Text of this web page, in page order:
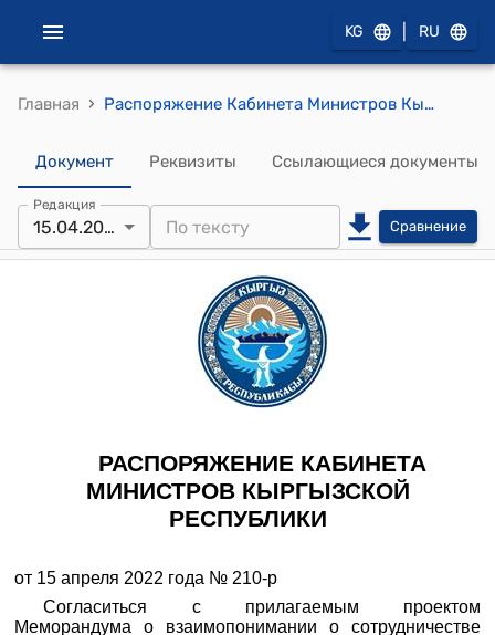
KG RU
Главная › Распоряжение Кабинета Министров Кыргызской Республики от 15 апреля 2022 года N 210-р "О согласии с проектом Меморандума о взаимопонимании о сотрудничестве между Министерством финансов Кыргызской Республики и Министерством финансов Азербайджанской Республики"
Документ Реквизиты Ссылающиеся документы
Редакция
15.04.2022 Сравнение